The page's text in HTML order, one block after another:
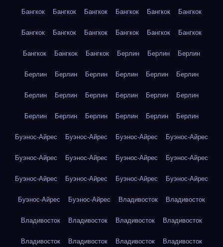
Бангкок Бангкок Бангкок Бангкок Бангкок Бангкок
Бангкок Бангкок Бангкок Бангкок Бангкок Бангкок
Бангкок Бангкок Бангкок Берлин Берлин Берлин
Берлин Берлин Берлин Берлин Берлин Берлин
Берлин Берлин Берлин Берлин Берлин Берлин
Берлин Берлин Берлин Берлин Берлин Берлин
Буэнос-Айрес Буэнос-Айрес Буэнос-Айрес Буэнос-Айрес
Буэнос-Айрес Буэнос-Айрес Буэнос-Айрес Буэнос-Айрес
Буэнос-Айрес Буэнос-Айрес Буэнос-Айрес Буэнос-Айрес
Буэнос-Айрес Буэнос-Айрес Владивосток Владивосток
Владивосток Владивосток Владивосток Владивосток
Владивосток Владивосток Владивосток Владивосток